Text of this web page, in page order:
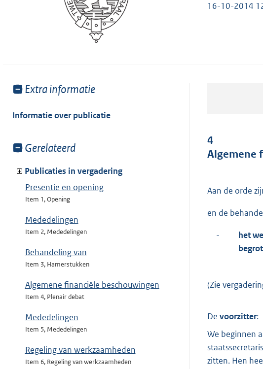
16-10-2014
Toon
van:
Extra informatie
Informatie over publicatie
Toon
van:
Gerelateerd
Publicaties in vergadering
Presentie en opening
Item 1, Opening
Mededelingen
Item 2, Mededelingen
Behandeling van
Item 3, Hamerstukken
Algemene financiële beschouwingen
Item 4, Plenair debat
Mededelingen
Item 5, Mededelingen
Regeling van werkzaamheden
Item 6, Regeling van werkzaamheden
4
Algemene
Aan de orde
en de
-
het
(Zie
De voorzitter:
We beginnen
zitten. Hen